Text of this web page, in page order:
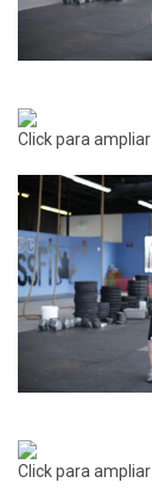
Click para ampliar
Click para ampliar